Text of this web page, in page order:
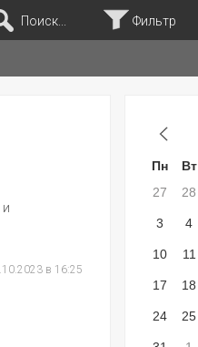
Фильтр
Поиск...
в 16:25
Пн Вт
27
28
3 4
10 11
17 18
24 25